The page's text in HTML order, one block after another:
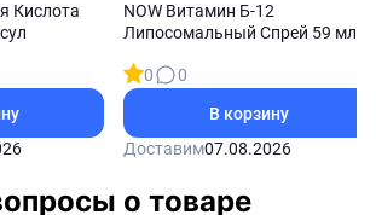
Кислота
NOW Витамин Б-12
Липосомальный Спрей 59 мл
0
0
В корзину
Доставим07.08.2026
о товаре